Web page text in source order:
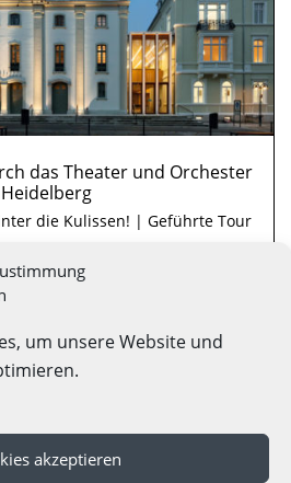
um unsere Website und
akzeptieren
das Theater und Orchester
Heidelberg
die Kulissen! | Geführte Tour
Orchester Heidelberg
Details 6,00 € p.P.